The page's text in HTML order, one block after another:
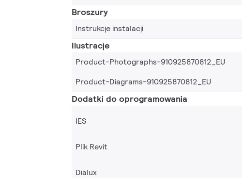
Broszury
Instrukcje instalacji
Ilustracje
Product-Photographs-910925870812_EU
Product-Diagrams-910925870812_EU
Dodatki do oprogramowania
IES
Plik Revit
Dialux